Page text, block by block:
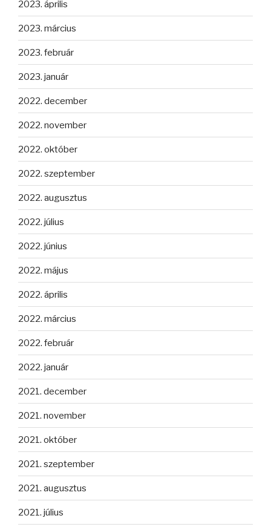
2023. április
2023. március
2023. február
2023. január
2022. december
2022. november
2022. október
2022. szeptember
2022. augusztus
2022. július
2022. június
2022. május
2022. április
2022. március
2022. február
2022. január
2021. december
2021. november
2021. október
2021. szeptember
2021. augusztus
2021. július